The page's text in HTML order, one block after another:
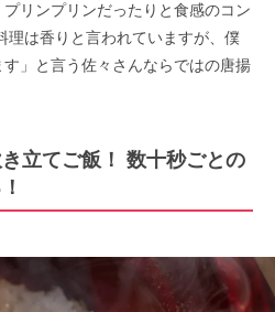
リンプリンだったりと食感のコン
理は香りと言われていますが、僕
」と言う佐々さんならではの唐揚
立てご飯！ 数十秒ごとの